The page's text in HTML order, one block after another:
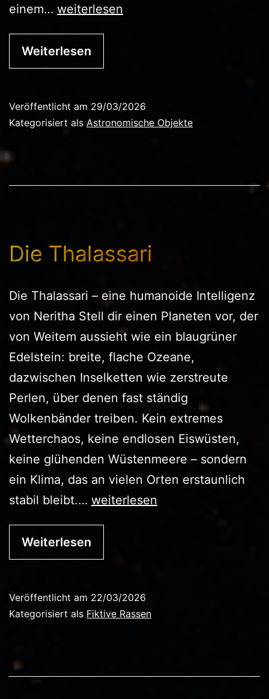
einem… Asteroid
YR4
weiterlesen
Weiterlesen
Veröffentlicht am 29/03/2026
Kategorisiert als Astronomische Objekte
Die Thalassari
Die Thalassari – eine humanoide Intelligenz
von Neritha Stell dir einen Planeten vor, der
von Weitem aussieht wie ein blaugrüner
Edelstein: breite, flache Ozeane,
dazwischen Inselketten wie zerstreute
Perlen, über denen fast ständig
Wolkenbänder treiben. Kein extremes
Wetterchaos, keine endlosen Eiswüsten,
keine glühenden Wüstenmeere – sondern
ein Klima, das an vielen Orten erstaunlich
stabil bleibt.… Die
weiterlesen
Weiterlesen
Veröffentlicht am 22/03/2026
Kategorisiert als Fiktive Rassen